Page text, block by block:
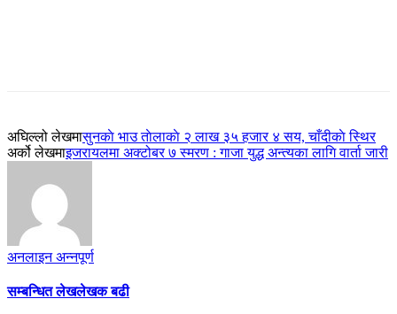
अघिल्लो लेखमासुनकाे भाउ ताेलाकाे २ लाख ३५ हजार ४ सय, चाँदीकाे स्थिर
अर्को लेखमाइजरायलमा अक्टोबर ७ स्मरण : गाजा युद्ध अन्त्यका लागि वार्ता जारी
अनलाइन अन्नपूर्ण
सम्बन्धित लेखलेखक बढी